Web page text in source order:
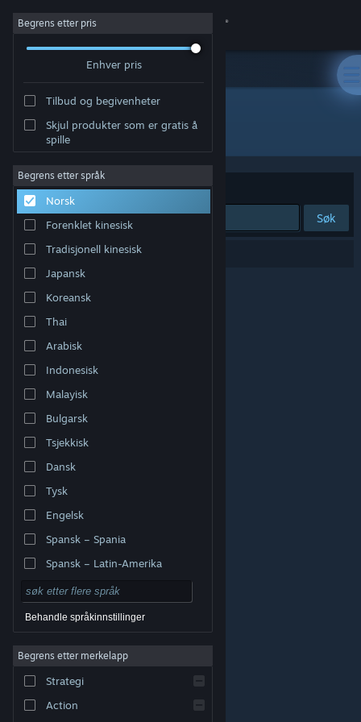
Logg inn
Om
Kundestøtte
Bytt språk
Skaff deg Steam-appen på mobil
Vis skrivebordsversjon
© Valve Corporation. Alle rettigheter reservert. Alle
Retningslinjer for personvern
Tilgjengelighet
|Steams abonnementsavtale
Refusjoner
Begrens etter pris
Enhver pris
Tilbud og begivenheter
Skjul produkter som er gratis å
spille
Begrens etter språk
Norsk
Forenklet kinesisk
Tradisjonell kinesisk
Japansk
Koreansk
Thai
Arabisk
Indonesisk
Malayisk
Bulgarsk
Tsjekkisk
Dansk
Tysk
Engelsk
Spansk – Spania
Spansk – Latin-Amerika
Behandle språkinnstillinger
Begrens etter merkelapp
Strategi
Action
Utvikler: Lieon Games
Sorter etter Relevans
Søk
0 treff på søket.